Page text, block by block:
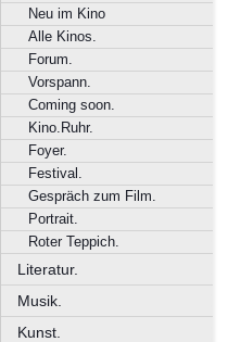
Neu im Kino
Alle Kinos.
Forum.
Vorspann.
Coming soon.
Kino.Ruhr.
Foyer.
Festival.
Gespräch zum Film.
Portrait.
Roter Teppich.
Literatur.
Musik.
Kunst.